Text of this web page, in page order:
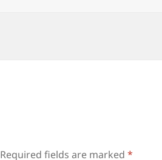
Required fields are marked*